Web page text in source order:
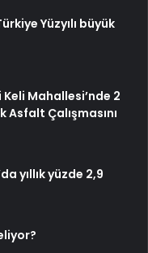
Yüzyılı büyük
Mahallesi’nde 2
Asfalt Çalışmasını
yıllık yüzde 2,9